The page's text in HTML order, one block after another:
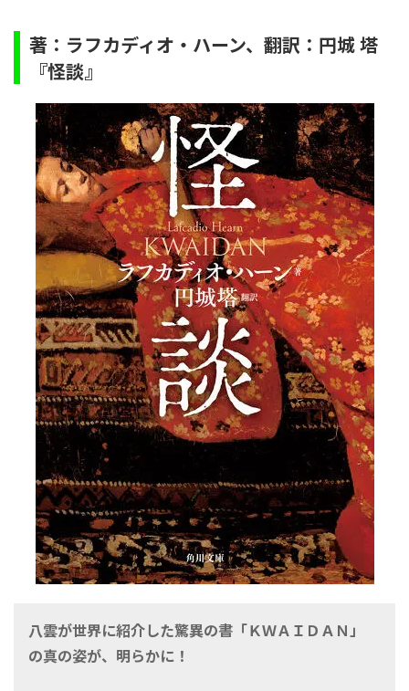
著：ラフカディオ・ハーン、翻訳：円城 塔
『怪談』
八雲が世界に紹介した驚異の書「ＫＷＡＩＤＡＮ」
の真の姿が、明らかに！